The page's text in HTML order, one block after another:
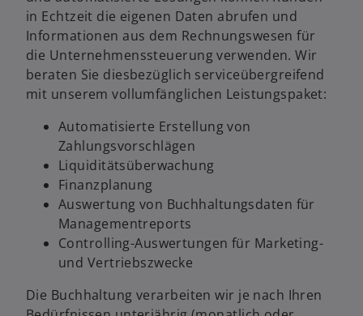
in Echtzeit die eigenen Daten abrufen und
Informationen aus dem Rechnungswesen für
die Unternehmenssteuerung verwenden. Wir
beraten Sie diesbezüglich serviceübergreifend
mit unserem vollumfänglichen Leistungspaket:
Automatisierte Erstellung von
Zahlungsvorschlägen
Liquiditätsüberwachung
Finanzplanung
Auswertung von Buchhaltungsdaten für
Managementreports
Controlling-Auswertungen für Marketing-
und Vertriebszwecke
Die Buchhaltung verarbeiten wir je nach Ihren